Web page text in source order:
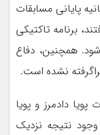
آزاد و چه در فرنگی، مدیریت ۳۰ ثانیه پایانی مسابقات
برنامه تاکتیکی
همچنین، دفاع
نشده است.
دادمرز و پویا
وجود نتیجه نزدیک